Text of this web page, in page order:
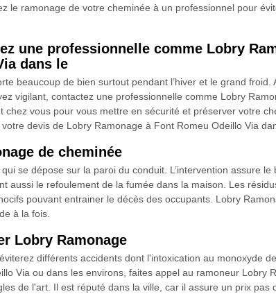
ramonage de votre cheminée à un professionnel pour
une professionnelle comme Lobry
dans le
beaucoup de bien surtout pendant l’hiver et le grand froid.
vigilant, contactez une professionnelle comme Lobry
vous pour vous mettre en sécurité et préserver votre
devis de Lobry Ramonage à Font Romeu Odeillo Via
de cheminée
se dépose sur la paroi du conduit. L’intervention assure le
aussi le refoulement de la fumée dans la maison. Les
pouvant entrainer le décès des occupants. Lobry
à la fois.
Lobry Ramonage
différents accidents dont l'intoxication au monoxyde
Via ou dans les environs, faites appel au ramoneur Lobry
de l'art. Il est réputé dans la ville, car il assure un prix pas